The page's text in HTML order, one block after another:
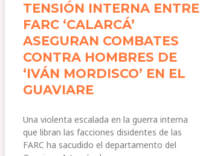
TENSIÓN INTERNA ENTRE
FARC ‘CALARCÁ’
ASEGURAN COMBATES
CONTRA HOMBRES DE
‘IVÁN MORDISCO’ EN EL
GUAVIARE
Una violenta escalada en la guerra interna
que libran las facciones disidentes de las
FARC ha sacudido el departamento del